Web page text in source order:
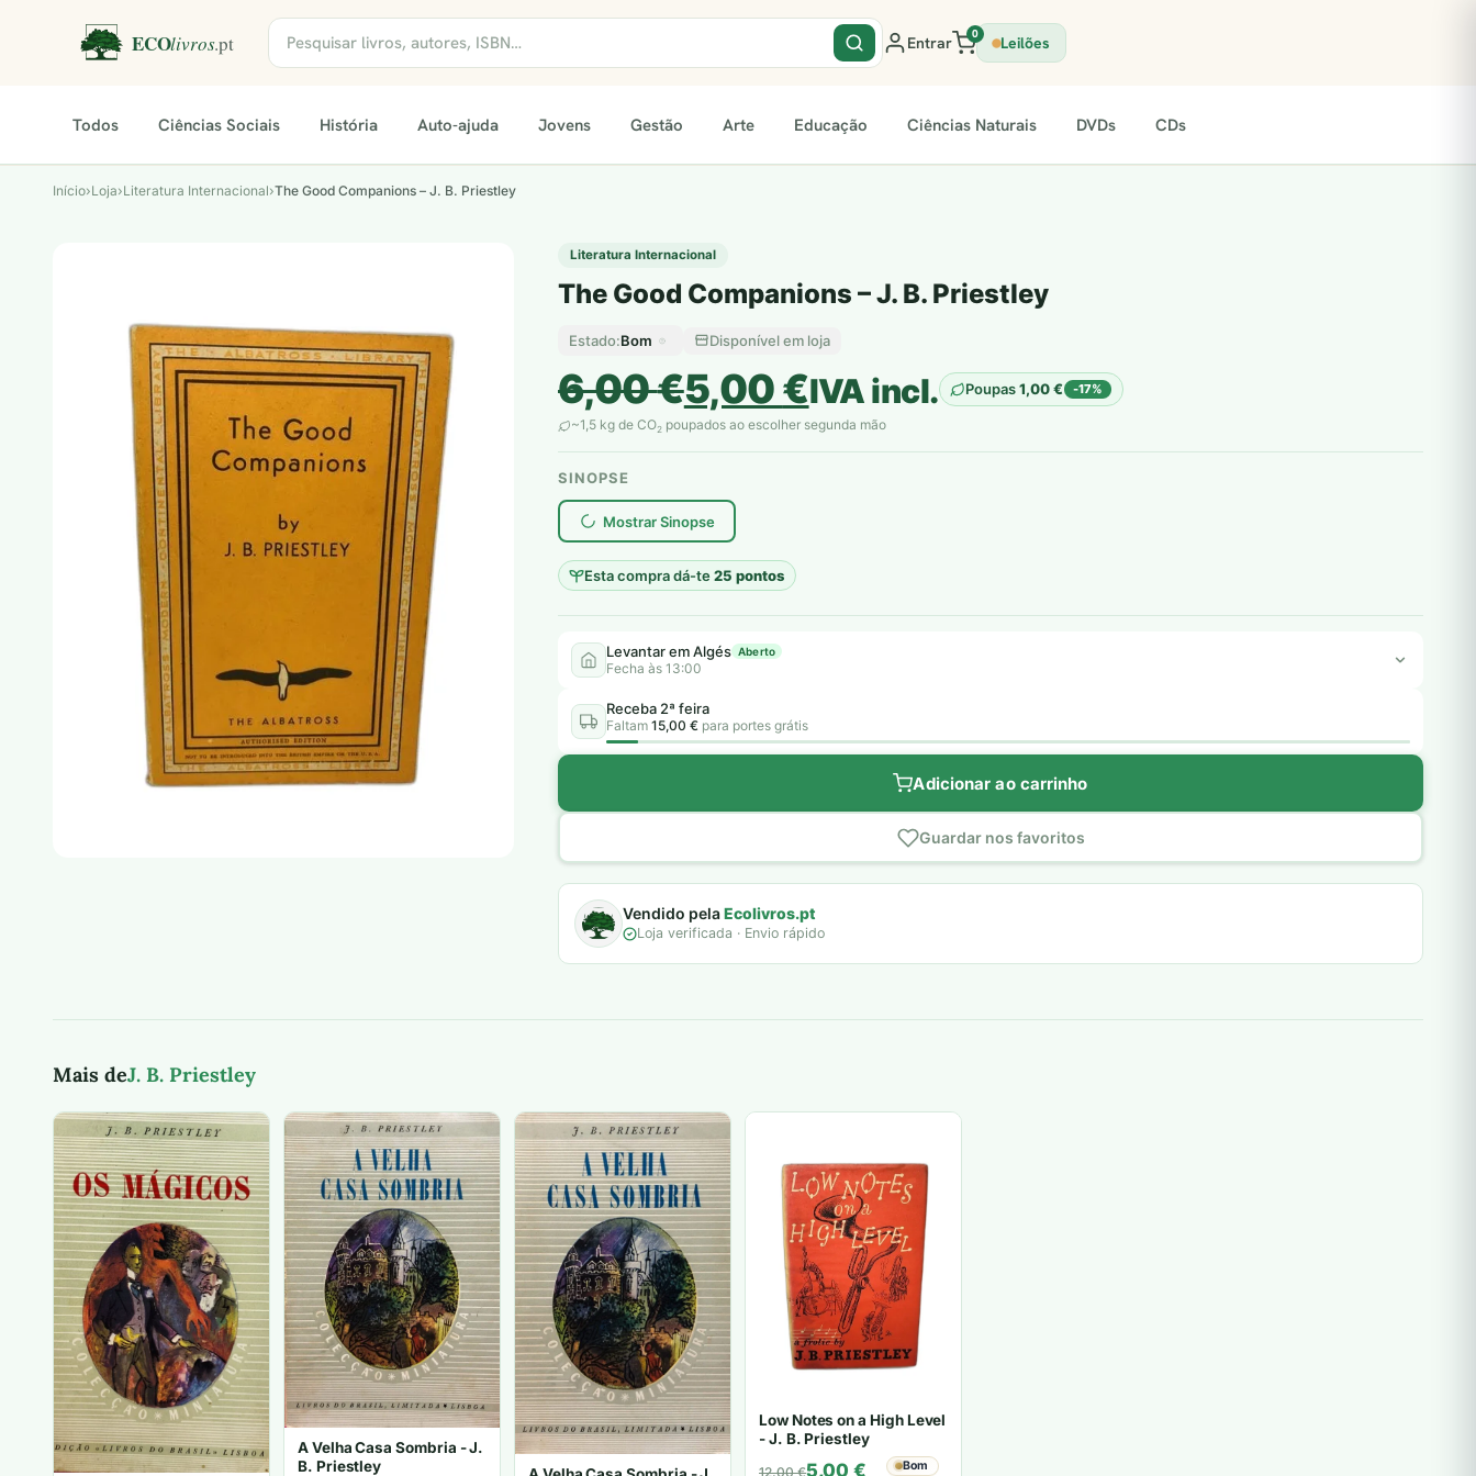
Entrar 0 Leilões
Todos Ciências Sociais História Auto-ajuda Jovens Gestão Arte Educação Ciências Naturais DVDs CDs
Início›Loja›Literatura Internacional›The Good Companions – J. B. Priestley
Literatura Internacional
The Good Companions – J. B. Priestley
Estado:Bom Disponível em loja
6,00€
O
preço
original
era:
6,00 €.
5,00€
O
preço
atual
é:
5,00 €.
IVA incl. Poupas1,00€ -17%
~1,5 kg de CO2 poupados ao escolher segunda mão
SINOPSE
Mostrar Sinopse
Esta compra dá-te25 pontos
plantar árvores reais
Levantar em Algés Aberto
Fecha às 13:00
Receba 2ª feira
Faltam 15,00 € para portes grátis
Adicionar ao carrinho
Guardar nos favoritos
Vendido pelaEcolivros.pt
Loja verificada · Envio rápido
Mais deJ. B. Priestley
A Velha Casa Sombria - J.
B. Priestley
Low Notes on a High Level
- J. B. Priestley
12,00€
O
5,00 €
O
Bom